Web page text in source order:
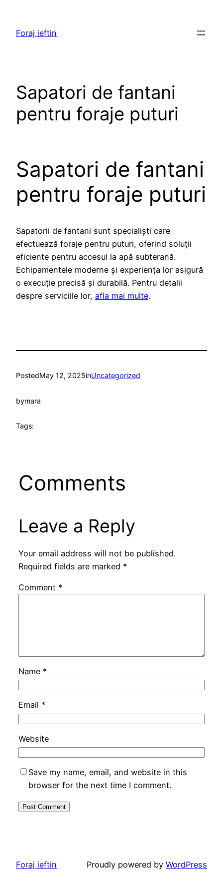
content
Foraj ieftin
Sapatori de fantani
pentru foraje puturi
Sapatori de fantani
pentru foraje puturi
Sapatorii de fantani sunt specialiști care
efectuează foraje pentru puturi, oferind soluții
eficiente pentru accesul la apă subterană.
Echipamentele moderne și experiența lor asigură
o execuție precisă și durabilă. Pentru detalii
despre serviciile lor, afla mai multe.
PostedMay 12, 2025inUncategorized
bymara
Tags:
Comments
Leave a Reply
Your email address will not be published.
Required fields are marked *
Comment *
Name *
Email *
Website
Save my name, email, and website in this
browser for the next time I comment.
Foraj ieftin Proudly powered by WordPress